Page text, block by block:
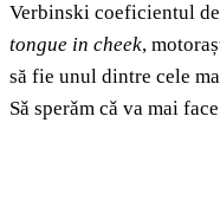
Verbinski coeficientul
tongue in cheek,
să fie unul dintre cele
Sǎ sperǎm cǎ va mai